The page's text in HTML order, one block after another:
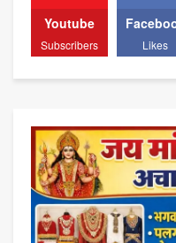
Youtube
Subscribers Likes